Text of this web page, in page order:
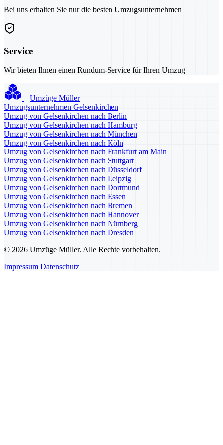
Bei uns erhalten Sie nur die besten Umzugsunternehmen
Service
Wir bieten Ihnen einen Rundum-Service für Ihren Umzug
Umzüge Müller
Umzugsunternehmen Gelsenkirchen
Umzug von Gelsenkirchen nach Berlin
Umzug von Gelsenkirchen nach Hamburg
Umzug von Gelsenkirchen nach München
Umzug von Gelsenkirchen nach Köln
Umzug von Gelsenkirchen nach Frankfurt am Main
Umzug von Gelsenkirchen nach Stuttgart
Umzug von Gelsenkirchen nach Düsseldorf
Umzug von Gelsenkirchen nach Leipzig
Umzug von Gelsenkirchen nach Dortmund
Umzug von Gelsenkirchen nach Essen
Umzug von Gelsenkirchen nach Bremen
Umzug von Gelsenkirchen nach Hannover
Umzug von Gelsenkirchen nach Nürnberg
Umzug von Gelsenkirchen nach Dresden
© 2026 Umzüge Müller. Alle Rechte vorbehalten.
Impressum Datenschutz